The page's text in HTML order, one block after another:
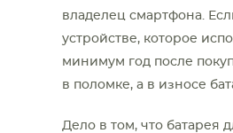
владелец смартфона.
устройстве, которое
минимум год после
в поломке, а в износе
Дело в том, что батарея